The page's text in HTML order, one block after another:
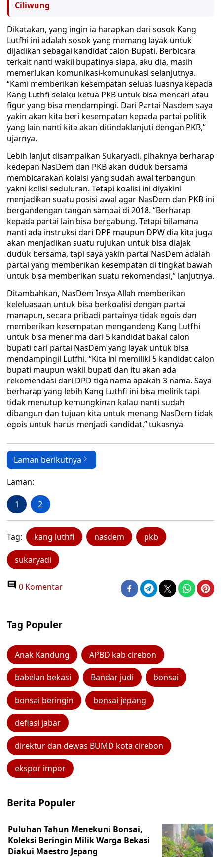
Ciliwung
Dikatakan, yang ingin ia harapkan dari sosok Kang
Lutfhi ini adalah sosok yang memang layak untuk
dijadikan sebagai kandidat calon Bupati. Berbicara
terkait nanti wakil bupatinya siapa, aku dia, masih
memerlukan komunikasi-komunukasi selanjutnya.
“Kami memberikan kesempatan seluas luasnya kepada
Kang Luthfi selaku ketua PKB untuk bisa mencari atau
figur yang bisa mendampingi. Dari Partai Nasdem saya
yakin akan kita beri kesempatan kepada partai politik
yang lain nanti kita akan ditindaklanjuti dengan PKB,”
ujarnya.
Lebih lanjut disampaikan Sukaryadi, pihaknya berharap
kedepan NasDem dan PKB akan duduk bersama
membicarakan kolaisi yang sudah awal terbangun
yakni kolisi seduluran. Tetapi koalisi ini diyakini
menjadikan suatu posisi awal agar NasDem dan PKB ini
bergandengan tangan sampai di 2018. “Berharap
kepada partai lain bisa bergabung. Tetapi bilamana
nanti ada instruksi dari DPP maupun DPW dia kita juga
akan menjadikan suatu rujukan untuk bisa diajak
duduk bersama, tapi saya yakin partai NasDem adalah
partai yang memberikan kesempatan di tingkat bawah
untuk bisa memberikan suatu rekomendasi,” lanjutnya.
Ditambahkan, NasDem Insya Allah memberikan
keleluasaan untuk bisa berkoalisi dengan partai
manapun, secara pribadi partainya tidak egois dan
memberikan kesempatan mengandeng Kang Lutfhi
untuk bisa menerima dari 5 kandidat bakal calon
bupati dari partai NasDem yang layak untuk bisa
mendampingil Lutfhi. “Kita ini memiliki 5 kandidat calon
bupati maupun wakil bupati dan itu akan ada
rekomendasi dari DPD tiga nama apakah 3 nama. Saya
berharap yang lebih Kang Luthfi ini bisa melirik tapi
tidak menutup kemungkinan kalau nanti sudah
dibangun dan tujuan kita untuk menang NasDem tidak
egois untuk harus menjadi kandidat,” tukasnya.
Laman berikutnya
Laman:
1 2
Tag: kang luthfi nasdem pkb
sukaryadi
0 Komentar
Tag Populer
Anak Kandung APBD kab cirebon
babelan bekasi Bandar judi bonsai
bonsai beringin bonsai jepang
deflasi jabar
direktur dan dewas BUMD kota cirebon
ekspor impor
Berita Populer
Puluhan Tahun Menekuni Bonsai,
Koleksi Beringin Milik Warga Bekasi
Diakui Maestro Jepang